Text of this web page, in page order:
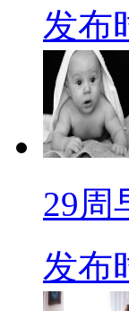
发布
29周
发布